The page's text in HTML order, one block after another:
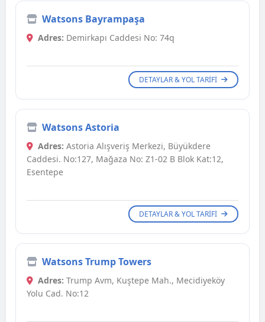
Watsons Bayrampaşa
Adres: Demirkapı Caddesi No: 74q
DETAYLAR & YOL TARIFI
Watsons Astoria
Adres: Astoria Alışveriş Merkezi, Büyükdere
Caddesi. No:127, Mağaza No: Z1-02 B Blok Kat:12,
Esentepe
DETAYLAR & YOL TARIFI
Watsons Trump Towers
Adres: Trump Avm, Kuştepe Mah., Mecidiyeköy
Yolu Cad. No:12